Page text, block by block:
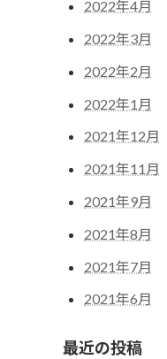
2022年4月
2022年3月
2022年2月
2022年1月
2021年12月
2021年11月
2021年9月
2021年8月
2021年7月
2021年6月
最近の投稿